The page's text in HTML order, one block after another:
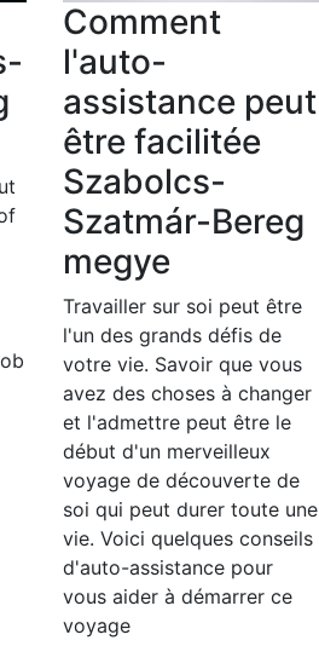
Comment
l'auto-
assistance peut
être facilitée
Szabolcs-
Szatmár-Bereg
megye
Travailler sur soi peut être
l'un des grands défis de
votre vie. Savoir que vous
avez des choses à changer
et l'admettre peut être le
début d'un merveilleux
voyage de découverte de
soi qui peut durer toute une
vie. Voici quelques conseils
d'auto-assistance pour
vous aider à démarrer ce
voyage